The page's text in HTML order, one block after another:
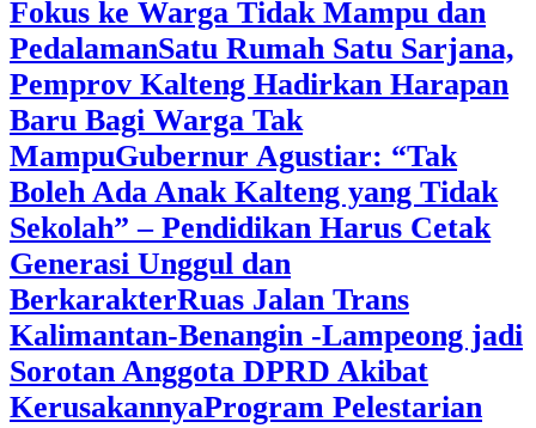
Fokus ke Warga Tidak Mampu dan
Pedalaman‎Satu Rumah Satu Sarjana,
Pemprov Kalteng Hadirkan Harapan
Baru Bagi Warga Tak
Mampu‎Gubernur Agustiar: “Tak
Boleh Ada Anak Kalteng yang Tidak
Sekolah” – Pendidikan Harus Cetak
Generasi Unggul dan
BerkarakterRuas Jalan Trans
Kalimantan-Benangin -Lampeong jadi
Sorotan Anggota DPRD Akibat
KerusakannyaProgram Pelestarian